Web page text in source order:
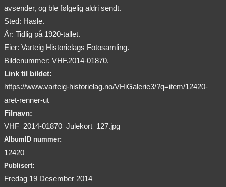
avsender, og ble følgelig aldri sendt.
Sted: Hasle.
År: Tidlig på 1920-tallet.
Eier: Varteig Historielags Fotosamling.
Bildenummer: VHF.2014-01870.
Link til bildet:
https://www.varteig-historielag.no/VHiGalerie3/?q=item/12420-
aret-renner-ut
Filnavn:
VHF_2014-01870_Julekort_127.jpg
AlbumID nummer:
12420
Publisert:
Fredag 19 Desember 2014